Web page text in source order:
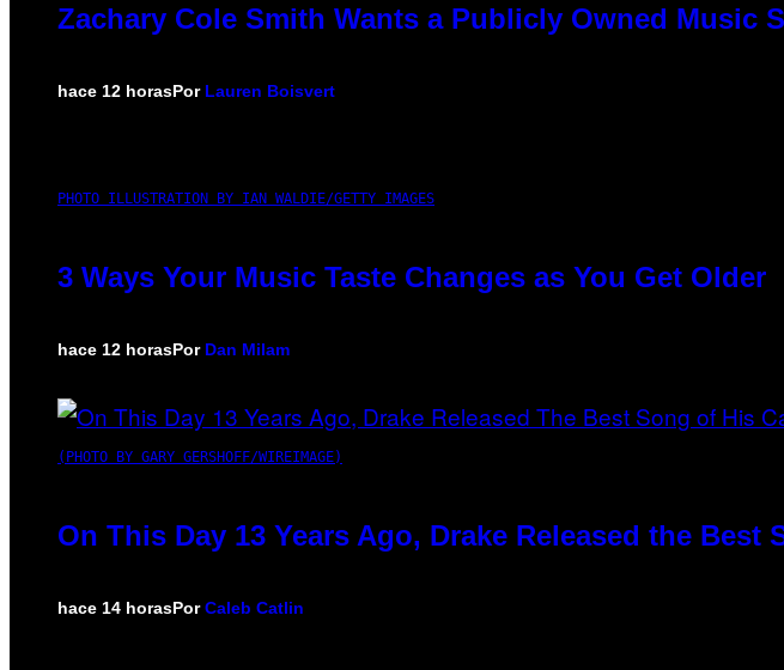
Zachary Cole Smith Wants a Publicly Owned Music
hace 12 horasPor Lauren Boisvert
PHOTO ILLUSTRATION BY IAN WALDIE/GETTY IMAGES
3 Ways Your Music Taste Changes as You Get Older
hace 12 horasPor Dan Milam
(PHOTO BY GARY GERSHOFF/WIREIMAGE)
On This Day 13 Years Ago, Drake Released the Best
hace 14 horasPorCaleb Catlin